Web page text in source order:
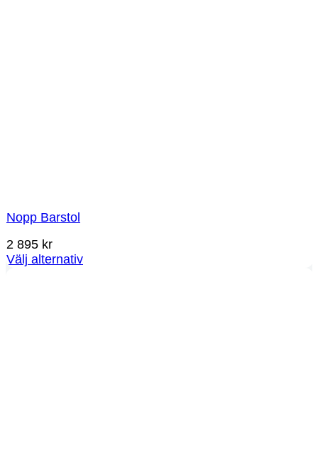
Nopp Barstol
2 895 kr
Välj alternativ